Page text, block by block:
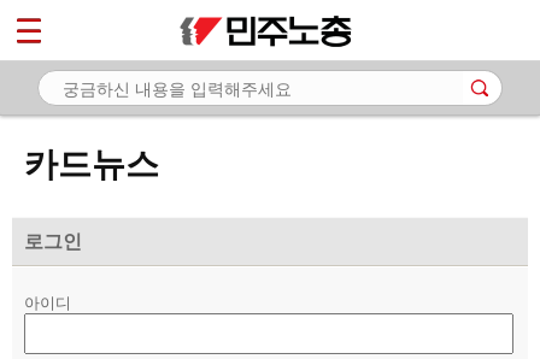
카드뉴스
로그인
아이디
마이페이지
소개
노동상담
자료